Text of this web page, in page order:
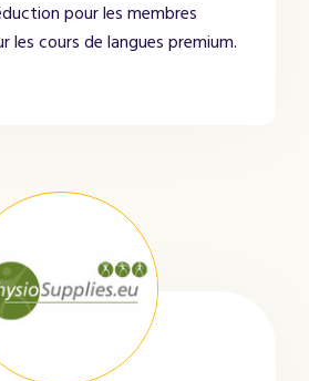
pour les membres
les cours de langues premium.